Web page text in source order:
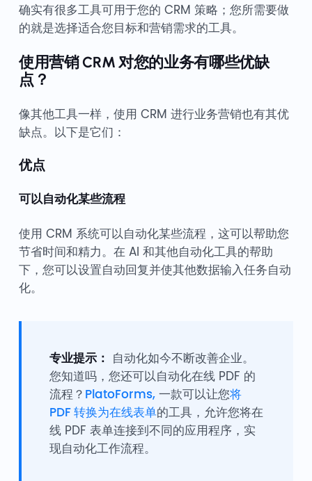
确实有很多工具可用于您的 CRM 策略；您所需要做
的就是选择适合您目标和营销需求的工具。
使用营销 CRM 对您的业务有哪些优缺
点？
像其他工具一样，使用 CRM 进行业务营销也有其优
缺点。以下是它们：
优点
可以自动化某些流程
使用 CRM 系统可以自动化某些流程，这可以帮助您
节省时间和精力。在 AI 和其他自动化工具的帮助
下，您可以设置自动回复并使其他数据输入任务自动
化。
专业提示： 自动化如今不断改善企业。
您知道吗，您还可以自动化在线 PDF 的
流程？ PlatoForms,一款可以让您将
PDF 转换为在线表单的工具，允许您将在
线 PDF 表单连接到不同的应用程序，实
现自动化工作流程。